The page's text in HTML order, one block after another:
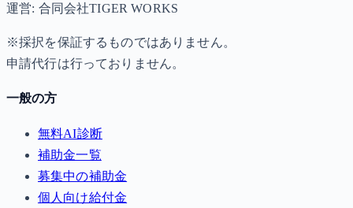
運営: 合同会社TIGER WORKS
※採択を保証するものではありません。
申請代行は行っておりません。
一般の方
無料AI診断
補助金一覧
募集中の補助金
個人向け給付金